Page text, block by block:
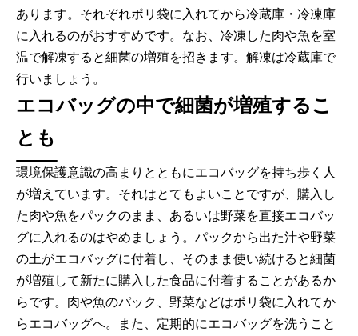
あります。それぞれポリ袋に入れてから冷蔵庫・冷凍庫
に入れるのがおすすめです。なお、冷凍した肉や魚を室
温で解凍すると細菌の増殖を招きます。解凍は冷蔵庫で
行いましょう。
エコバッグの中で細菌が増殖するこ
とも
環境保護意識の高まりとともにエコバッグを持ち歩く人
が増えています。それはとてもよいことですが、購入し
た肉や魚をパックのまま、あるいは野菜を直接エコバッ
グに入れるのはやめましょう。パックから出た汁や野菜
の土がエコバッグに付着し、そのまま使い続けると細菌
が増殖して新たに購入した食品に付着することがあるか
らです。肉や魚のパック、野菜などはポリ袋に入れてか
らエコバッグへ。また、定期的にエコバッグを洗うこと